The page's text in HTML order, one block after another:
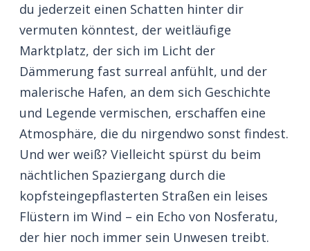
du jederzeit einen Schatten hinter dir
vermuten könntest, der weitläufige
Marktplatz, der sich im Licht der
Dämmerung fast surreal anfühlt, und der
malerische Hafen, an dem sich Geschichte
und Legende vermischen, erschaffen eine
Atmosphäre, die du nirgendwo sonst findest.
Und wer weiß? Vielleicht spürst du beim
nächtlichen Spaziergang durch die
kopfsteingepflasterten Straßen ein leises
Flüstern im Wind – ein Echo von Nosferatu,
der hier noch immer sein Unwesen treibt.